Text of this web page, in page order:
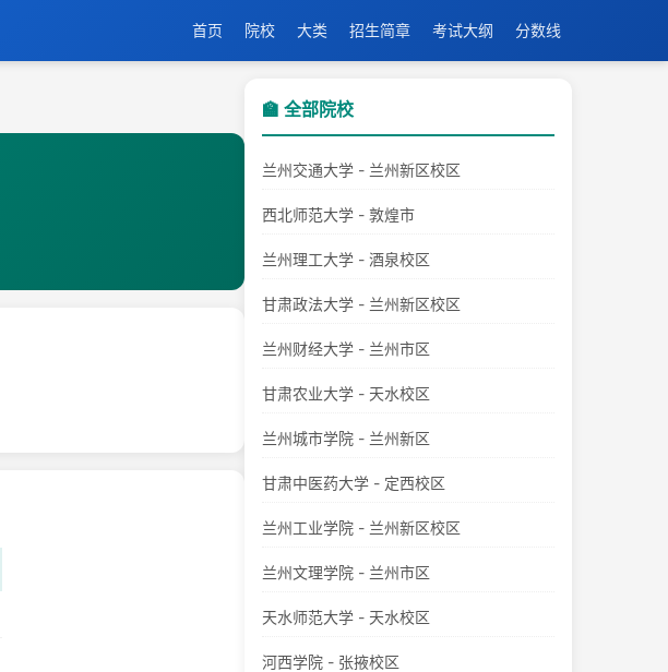
首页 院校 大类 招生简章 考试大纲 分数线
🏫 全部院校
兰州交通大学 - 兰州新区校区
西北师范大学 - 敦煌市
兰州理工大学 - 酒泉校区
甘肃政法大学 - 兰州新区校区
兰州财经大学 - 兰州市区
甘肃农业大学 - 天水校区
兰州城市学院 - 兰州新区
甘肃中医药大学 - 定西校区
兰州工业学院 - 兰州新区校区
兰州文理学院 - 兰州市区
天水师范大学 - 天水校区
河西学院 - 张掖校区